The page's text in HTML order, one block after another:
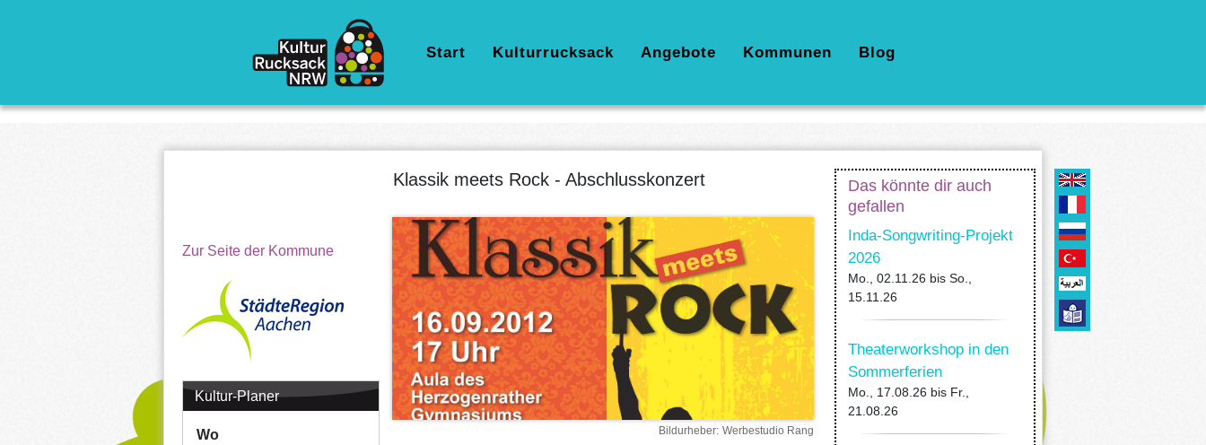
Hauptnavigation
Start Kulturrucksack Angebote Kommunen Blog
Zur Seite der Kommune
Kultur-Planer
Wo
Klassik meets Rock - Abschlusskonzert
Bildurheber Werbestudio Rang
Das könnte dir auch
gefallen
Inda-Songwriting-Projekt
2026
Mo., 02.11.26 bis So.,
15.11.26
Theaterworkshop in den
Sommerferien
Mo., 17.08.26 bis Fr.,
21.08.26